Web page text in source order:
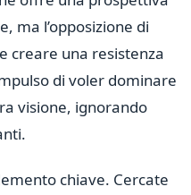
ma l’opposizione di
creare una resistenza
di voler dominare
visione, ignorando
chiave. Cercate